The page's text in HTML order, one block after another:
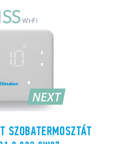
SZOBATERMOSZTÁT